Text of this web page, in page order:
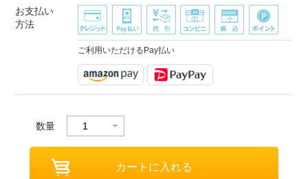
お支払い
方法
ご利用いただけるPay払い
数量